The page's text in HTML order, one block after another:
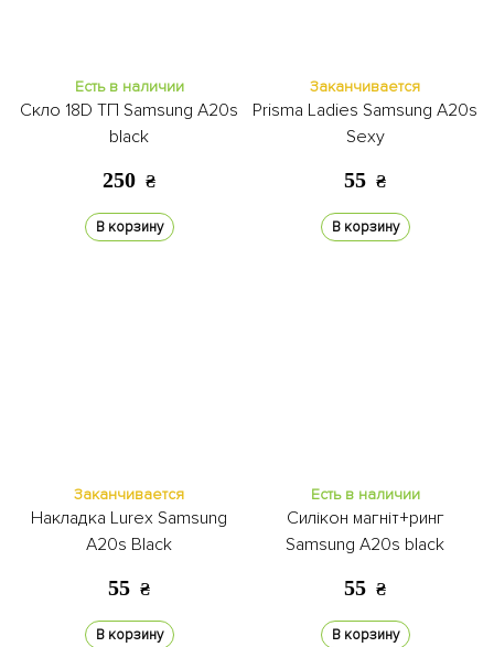
Есть в наличии
Скло 18D ТП Samsung A20s
black
250 ₴
В корзину
Заканчивается
Prisma Ladies Samsung A20s
Sexy
55 ₴
В корзину
Заканчивается
Накладка Lurex Samsung
A20s Black
55 ₴
В корзину
Есть в наличии
Силікон магніт+ринг
Samsung A20s black
55 ₴
В корзину